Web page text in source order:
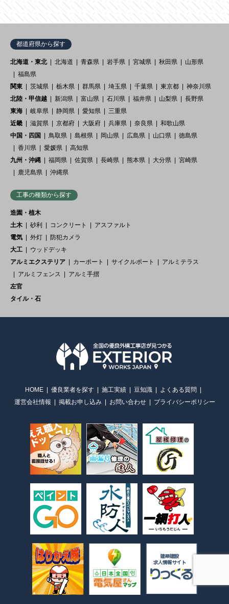
都道府県から探す
北海道・東北 北海道 青森県 岩手県 宮城県 秋田県
山形県
福島県
関東
茨城県 栃木県 群馬県 埼玉県 千葉県 東京都
神奈川県
北陸・甲信越
新潟県 富山県 石川県 福井県 山梨県
長野県
東海
岐阜県 静岡県 愛知県
三重県
近畿
滋賀県 京都府 大阪府 兵庫県 奈良県
和歌山県
中国・四国
鳥取県 島根県 岡山県 広島県 山口県
徳島県
香川県
愛媛県
高知県
九州・沖縄
福岡県 佐賀県 長崎県 熊本県 大分県
宮崎県
鹿児島県
沖縄県
工事の種類から探す
造園・植木
土木
砂利 コンクリート
アスファルト
電気
外灯
防犯カメラ
大工
ウッドデッキ
アルミエクステリア
カーポート サイクルポート
アルミテラス
アルミフェンス
アルミ手摺
左官
タイル・石
HOME 優良業者を探す 施工実績 豆知識
よくある質問
運営会社情報
掲載お申し込み お問い合わせ プライバシーポリシー